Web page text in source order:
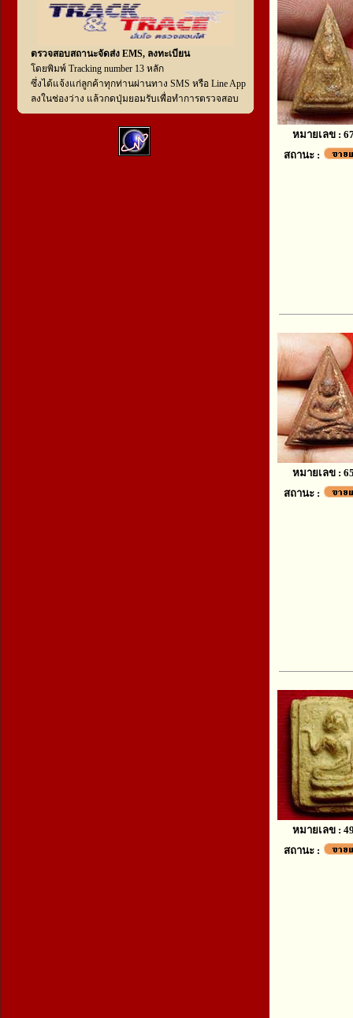
ตรวจสอบสถานะจัดส่ง EMS, ลงทะเบียน
โดยพิมพ์ Tracking number 13 หลัก
ซึ่งได้แจ้งแก่ลูกค้าทุกท่านผ่านทาง SMS หรือ Line App
ลงในช่องว่าง แล้วกดปุ่มยอมรับเพื่อทำการตรวจสอบ
หมายเลข :
สถานะ :
หมายเลข :
สถานะ :
หมายเลข :
สถานะ :